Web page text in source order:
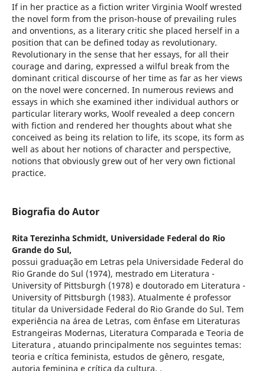
If in her practice as a fiction writer Virginia Woolf wrested
the novel form from the prison-house of prevailing rules
and onventions, as a literary critic she placed herself in a
position that can be defined today as revolutionary.
Revolutionary in the sense that her essays, for all their
courage and daring, expressed a wilful break from the
dominant critical discourse of her time as far as her views
on the novel were concerned. In numerous reviews and
essays in which she examined ither individual authors or
particular literary works, Woolf revealed a deep concern
with fiction and rendered her thoughts about what she
conceived as being its relation to life, its scope, its form as
well as about her notions of character and perspective,
notions that obviously grew out of her very own fictional
practice.
Biografia do Autor
Rita Terezinha Schmidt, Universidade Federal do Rio
Grande do Sul,
possui graduação em Letras pela Universidade Federal do
Rio Grande do Sul (1974), mestrado em Literatura -
University of Pittsburgh (1978) e doutorado em Literatura -
University of Pittsburgh (1983). Atualmente é professor
titular da Universidade Federal do Rio Grande do Sul. Tem
experiência na área de Letras, com ênfase em Literaturas
Estrangeiras Modernas, Literatura Comparada e Teoria de
Literatura , atuando principalmente nos seguintes temas:
teoria e crítica feminista, estudos de gênero, resgate,
autoria feminina e crítica da cultura. .